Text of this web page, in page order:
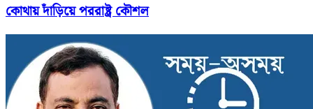
কোথায় দাঁড়িয়ে পররাষ্ট্র কৌশল